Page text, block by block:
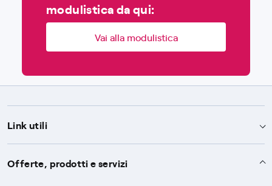
modulistica da qui:
Vai alla modulistica
Link utili
Assistenza
Offerte, prodotti e servizi